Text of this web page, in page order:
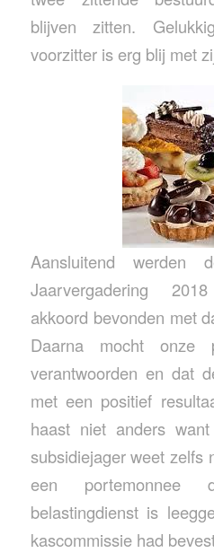
blijven zitten.
voorzitter is erg blij met
Aansluitend
Jaarvergadering
akkoord bevonden met
Daarna mocht onze
verantwoorden en dat
met een positief
haast niet anders
subsidiejager weet zelfs
een
belastingdienst is
kascommissie had